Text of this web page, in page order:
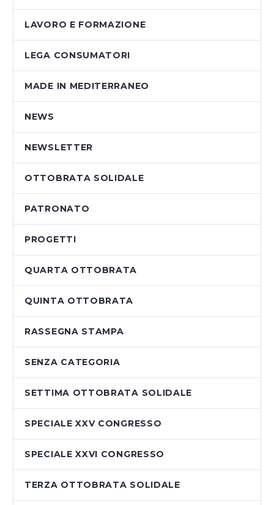
LAVORO E FORMAZIONE
LEGA CONSUMATORI
MADE IN MEDITERRANEO
NEWS
NEWSLETTER
OTTOBRATA SOLIDALE
PATRONATO
PROGETTI
QUARTA OTTOBRATA
QUINTA OTTOBRATA
RASSEGNA STAMPA
SENZA CATEGORIA
SETTIMA OTTOBRATA SOLIDALE
SPECIALE XXV CONGRESSO
SPECIALE XXVI CONGRESSO
TERZA OTTOBRATA SOLIDALE